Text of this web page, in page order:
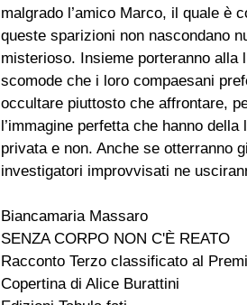
malgrado l’amico Marco, il quale è
queste sparizioni non nascondano
misterioso. Insieme porteranno alla
scomode che i loro compaesani
occultare piuttosto che affrontare,
l’immagine perfetta che hanno della
privata e non. Anche se otterranno
investigatori improvvisati ne
Biancamaria Massaro
SENZA CORPO NON C'È REATO
Racconto Terzo classificato al
Copertina di Alice Burattini